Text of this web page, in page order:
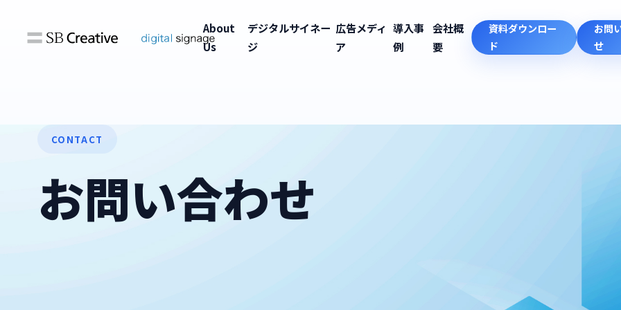
About
Us
デジタルサイネー
ジ
広告メディ
ア
導入事
例
会社概
要
資料ダウンロー
ド
お問
せ
CONTACT
お問い合わせ